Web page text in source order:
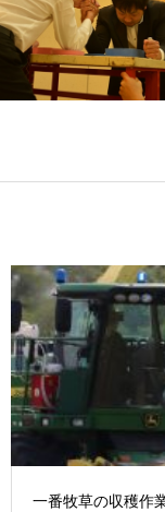
一番牧草の収穫作